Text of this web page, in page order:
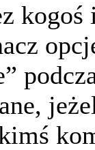
kogoś